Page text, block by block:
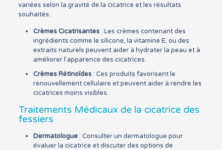
variées selon la gravité de la cicatrice et les résultats
souhaités.
Crèmes Cicatrisantes: Les crèmes contenant des
ingrédients comme le silicone, la vitamine E, ou des
extraits naturels peuvent aider à hydrater la peau et à
améliorer l’apparence des cicatrices.
Crèmes Rétinoïdes: Ces produits favorisent le
renouvellement cellulaire et peuvent aider à rendre les
cicatrices moins visibles.
Traitements Médicaux de la cicatrice des
fessiers
Dermatologue: Consulter un dermatologue pour
évaluer la cicatrice et discuter des options de